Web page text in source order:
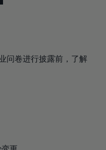
问卷进行披露前，了解